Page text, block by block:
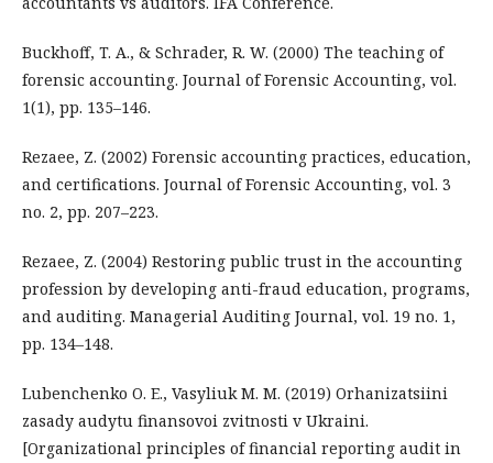
Buckhoff, T. A., & Schrader, R. W. (2000) The teaching of
forensic accounting. Journal of Forensic Accounting, vol.
1(1), pp. 135–146.
Rezaee, Z. (2002) Forensic accounting practices, education,
and certifications. Journal of Forensic Accounting, vol. 3
no. 2, pp. 207–223.
Rezaee, Z. (2004) Restoring public trust in the accounting
profession by developing anti-fraud education, programs,
and auditing. Managerial Auditing Journal, vol. 19 no. 1,
pp. 134–148.
Lubenchenko O. E., Vasyliuk M. M. (2019) Orhanizatsiini
zasady audytu finansovoi zvitnosti v Ukraini.
[Organizational principles of financial reporting audit in